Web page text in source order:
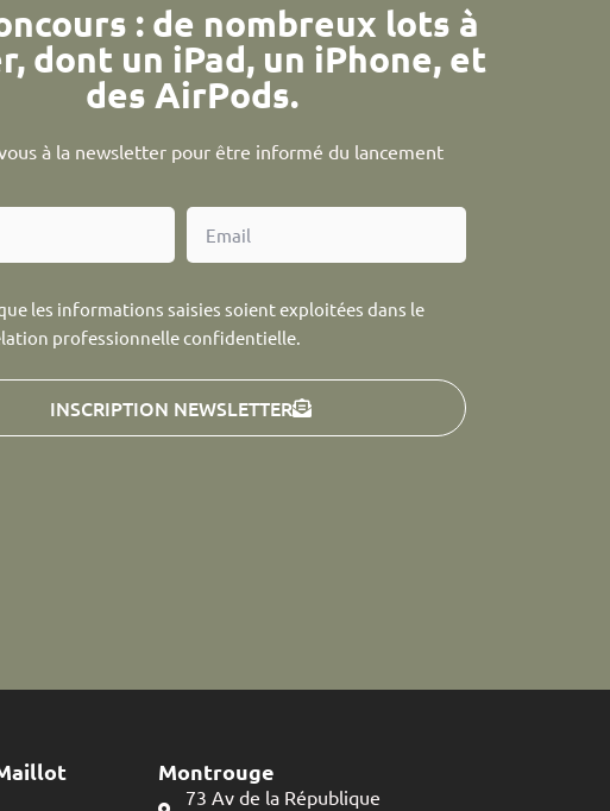
: de nombreux lots à
dont un iPad, un iPhone, et
des AirPods.
à la newsletter pour être informé du lancement
les informations saisies soient exploitées dans le
professionnelle confidentielle.
INSCRIPTION NEWSLETTER
Montrouge
73 Av de la République